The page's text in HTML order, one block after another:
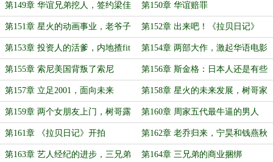
第149章 华谊兄弟挖人，签约梁佳
辉
第150章 华谊赔罪
第151章 星火的动画事业，老爷子
的期待
第152章 出来吧！《拉贝日记》
第153章 投资人的活爹，内地揸fit
人
第154章 两部大作，激起华语电影
新浪潮
第155章 索尼美国背叛了索尼 第156章 斯金格：日本人还是有些
小气了
第157章 立足2001，面向未来 第158章 星火的未来发展，树哥家
人准备进京
第159章 两个女朋友上门，树哥露
大底了
第160章 周家五代最牛逼的男人
第161章 《拉贝日记》开拍 第162章 老乔归来，宁昊和钱燕秋
第163章 艺人经纪的进步，三兄弟 第164章 三兄弟的商业捆绑